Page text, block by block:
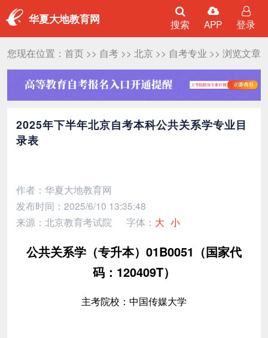
华夏大地教育网 搜索 APP 登录
您现在位置： 首页>> 自考>> 北京>> 自考专业 >> 浏览文章
2025年下半年北京自考本科公共关系学专业目
录表
作者：华夏大地教育网
发布时间：2025/6/10 13:35:48
来源：北京教育考试院
字体： 大 小
公共关系学（专升本）01B0051（国家代
码：120409T）
主考院校：中国传媒大学